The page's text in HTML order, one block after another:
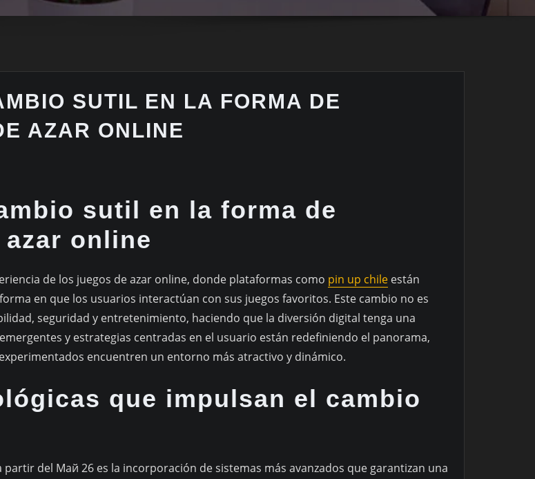
SUTIL EN LA FORMA DE
AZAR ONLINE
sutil en la forma de
online
de los juegos de azar online, donde plataformas como pin up chile están
en que los usuarios interactúan con sus juegos favoritos. Este cambio no es
seguridad y entretenimiento, haciendo que la diversión digital tenga una
y estrategias centradas en el usuario están redefiniendo el panorama,
encuentren un entorno más atractivo y dinámico.
que impulsan el cambio
del Май 26 es la incorporación de sistemas más avanzados que garantizan una